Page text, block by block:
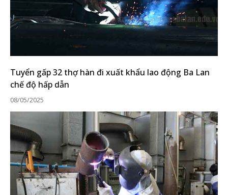
Tuyển gấp 32 thợ hàn đi xuất khẩu lao động Ba Lan
chế độ hấp dẫn
08/05/2025